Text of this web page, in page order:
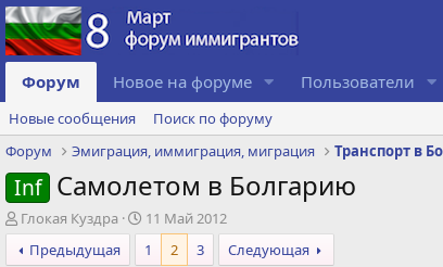
Форум Новое на форуме Пользователи
Новые сообщения
Поиск по форуму
Форум
Эмиграция, иммиграция, миграция Транспорт в
Inf Самолетом в Болгарию
А
в
т
Глокая Куздра
Д
а
т
11 Май 2012
Предыдущая
1 2 3 Следующая